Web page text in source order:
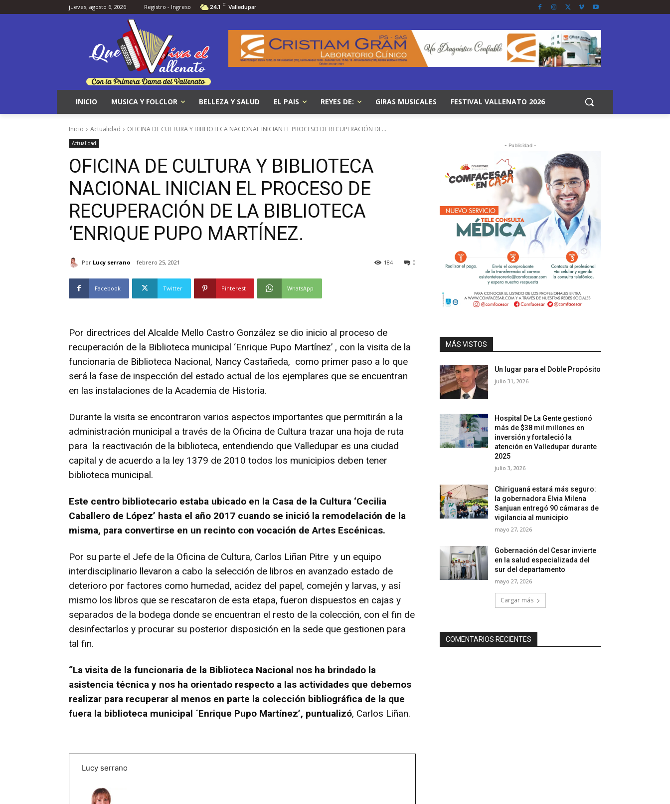
jueves, agosto 6, 2026 Registro - Ingreso 24.1 C Valledupar
INICIO MUSICA Y FOLCLOR BELLEZA Y SALUD EL PAIS REYES DE: GIRAS MUSICALES FESTIVAL VALLENATO 2026
Inicio Actualidad OFICINA DE CULTURA Y BIBLIOTECA NACIONAL INICIAN EL PROCESO DE RECUPERACIÓN DE...
Actualidad
OFICINA DE CULTURA Y BIBLIOTECA
NACIONAL INICIAN EL PROCESO DE
RECUPERACIÓN DE LA BIBLIOTECA
‘ENRIQUE PUPO MARTÍNEZ.
Por Lucy serrano febrero 25, 2021 0
184
Facebook Twitter Pinterest WhatsApp
Por directrices del Alcalde Mello Castro González se dio inicio al proceso de
recuperación de la Biblioteca municipal ‘Enrique Pupo Martínez’ , con la visita de la
funcionaria de Biblioteca Nacional, Nancy Castañeda, como primer paso a lo que
será la fase de inspección del estado actual de los ejemplares que se encuentran
en las instalaciones de la Academia de Historia.
Durante la visita se encontraron varios aspectos importantes que permitirán a la
administración municipal a través de la Oficina de Cultura trazar una hoja de ruta
para la reactivación de la biblioteca, entendiendo que Valledupar es una ciudad
capital y de acuerdo a la ley 1379 de 2010 todos los municipios deben tener
biblioteca municipal.
Este centro bibliotecario estaba ubicado en la Casa de la Cultura ‘Cecilia
Caballero de López’ hasta el año 2017 cuando se inició la remodelación de la
misma, para convertirse en un recinto con vocación de Artes Escénicas.
Por su parte el Jefe de la Oficina de Cultura, Carlos Liñan Pitre y un equipo
interdisciplinario llevaron a cabo la selección de libros en avanzado estado de
deterioro por factores como humedad, acidez del papel, comején y larvas, y así
mismo los libros que se rescataron de esta etapa, fueron dispuestos en cajas y
separados de la bodega donde se encuentran el resto de la colección, con el fin de
desinfectarlos y procurar su posterior disposición en la sede que gestionen para
tal fin.
“La visita de la funcionaria de la Biblioteca Nacional nos ha brindado la
asistencia técnica y nos ha orientado respecto a las actividades que debemos
realizar para recuperar al menos en parte la colección bibliográfica de la que
fuera la biblioteca municipal ´Enrique Pupo Martínez’, puntualizó, Carlos Liñan.
Lucy serrano
- Publicidad -
MÁS VISTOS
Un lugar para el Doble Propósito
julio 31, 2026
Hospital De La Gente gestionó
más de $38 mil millones en
inversión y fortaleció la
atención en Valledupar durante
2025
julio 3, 2026
Chiriguaná estará más seguro:
la gobernadora Elvia Milena
Sanjuan entregó 90 cámaras de
vigilancia al municipio
mayo 27, 2026
Gobernación del Cesar invierte
en la salud especializada del
sur del departamento
mayo 27, 2026
Cargar más
COMENTARIOS RECIENTES